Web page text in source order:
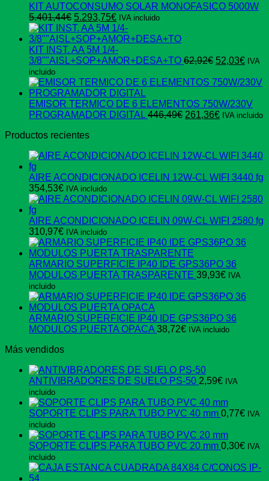
era:
es:
KIT AUTOCONSUMO SOLAR MONOFASICO 5000W
5.401,44€ El
precio
original
era:
5.401,44€.
5.293,75€El
precio
actual
es:
5.293,75€.
IVA incluido
KIT INST. AA 5M 1/4-
3/8""AISL+SOP+AMOR+DESA+TO 62,92€ El
original
62,92€.
52,03€ElIVA
incluido
EMISOR TERMICO DE 6 ELEMENTOS 750W/230V
PROGRAMADOR DIGITAL 446,49€ El
446,49€.
261,36€El
261,36€.
IVA incluido
Productos recientes
AIRE ACONDICIONADO ICELIN 12W-CL WIFI 3440 fg
354,53€ IVA incluido
AIRE ACONDICIONADO ICELIN 09W-CL WIFI 2580 fg
310,97€ IVA incluido
ARMARIO SUPERFICIE IP40 IDE GPS36PO 36
MODULOS PUERTA TRASPARENTE 39,93€ IVA
incluido
ARMARIO SUPERFICIE IP40 IDE GPS36PO 36
MODULOS PUERTA OPACA 38,72€ IVA incluido
Más vendidos
ANTIVIBRADORES DE SUELO PS-50 2,59€ IVA
incluido
SOPORTE CLIPS PARA TUBO PVC 40 mm 0,77€ IVA
incluido
SOPORTE CLIPS PARA TUBO PVC 20 mm 0,30€ IVA
incluido